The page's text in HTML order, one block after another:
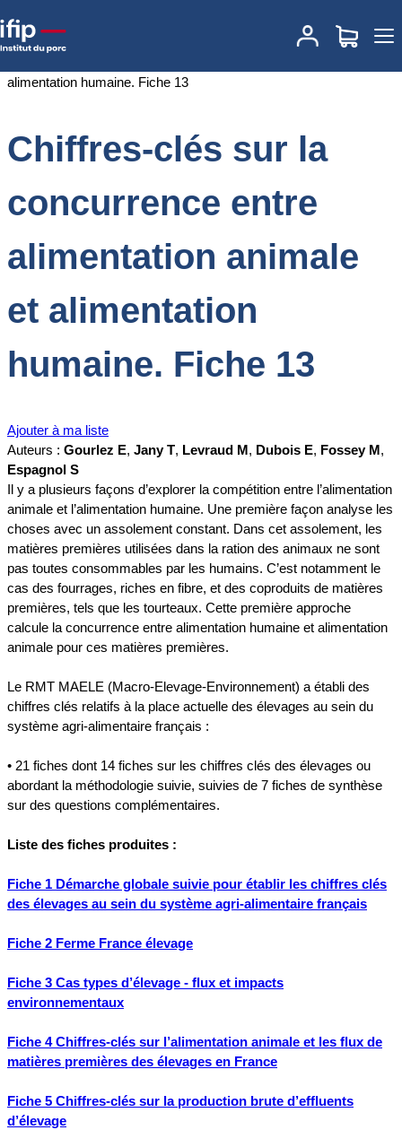
Accueil
Chiffres-clés sur la concurrence entre
alimentation animale et alimentation humaine. Fiche 13
Chiffres-clés sur la
concurrence entre
alimentation animale
et alimentation
humaine. Fiche 13
Ajouter à ma liste
Auteurs : Gourlez E, Jany T, Levraud M, Dubois E, Fossey M,
Espagnol S
Il y a plusieurs façons d’explorer la compétition entre l’alimentation
animale et l’alimentation humaine. Une première façon analyse les
choses avec un assolement constant. Dans cet assolement, les
matières premières utilisées dans la ration des animaux ne sont
pas toutes consommables par les humains. C’est notamment le
cas des fourrages, riches en fibre, et des coproduits de matières
premières, tels que les tourteaux. Cette première approche
calcule la concurrence entre alimentation humaine et alimentation
animale pour ces matières premières.
Le RMT MAELE (Macro-Elevage-Environnement) a établi des
chiffres clés relatifs à la place actuelle des élevages au sein du
système agri-alimentaire français :
• 21 fiches dont 14 fiches sur les chiffres clés des élevages ou
abordant la méthodologie suivie, suivies de 7 fiches de synthèse
sur des questions complémentaires.
Liste des fiches produites :
Fiche 1 Démarche globale suivie pour établir les chiffres clés
des élevages au sein du système agri-alimentaire français
Fiche 2 Ferme France élevage
Fiche 3 Cas types d’élevage - flux et impacts
environnementaux
Fiche 4 Chiffres-clés sur l’alimentation animale et les flux de
matières premières des élevages en France
Fiche 5 Chiffres-clés sur la production brute d’effluents
d’élevage